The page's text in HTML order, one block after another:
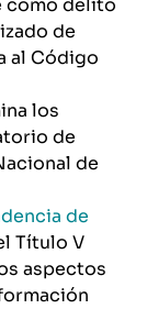
como delito
de
al Código
los
de
de
de
Título V
aspectos